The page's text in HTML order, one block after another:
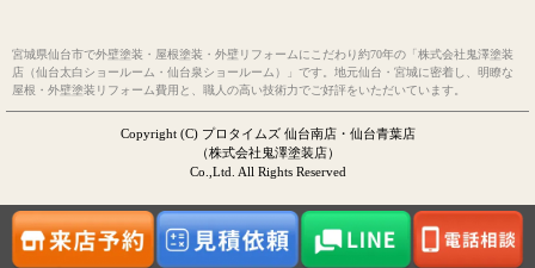
宮城県仙台市で外壁塗装・屋根塗装・外壁リフォームにこだわり約70年の「株式会社鬼澤塗装
店（仙台太白ショールーム・仙台泉ショールーム）」です。地元仙台・宮城に密着し、明瞭な
屋根・外壁塗装リフォーム費用と、職人の高い技術力でご好評をいただいています。
Copyright (C) プロタイムズ 仙台南店・仙台青葉店
（株式会社鬼澤塗装店）
Co.,Ltd. All Rights Reserved